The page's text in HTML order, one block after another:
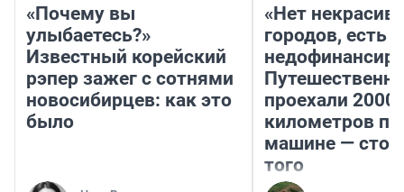
«Почему вы
улыбаетесь?»
Известный корейский
рэпер зажег с сотнями
новосибирцев: как это
было
«Нет
городов, есть
проехали 2000
километров по
машине —
того